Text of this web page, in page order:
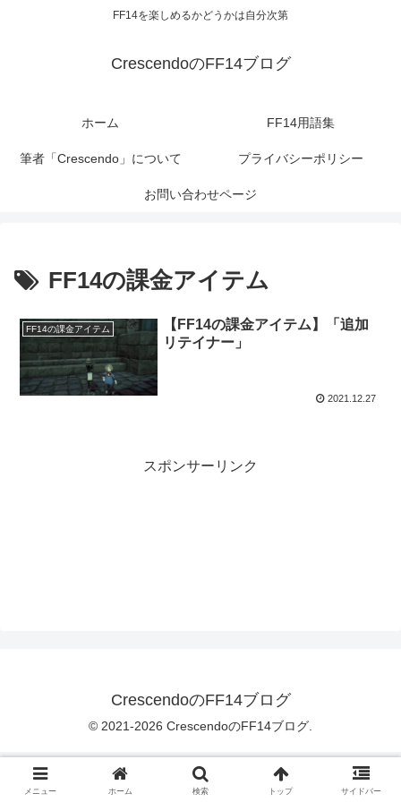
FF14を楽しめるかどうかは自分次第
CrescendoのFF14ブログ
ホーム FF14用語集
筆者「Crescendo」について プライバシーポリシー
お問い合わせページ
FF14の課金アイテム
FF14の課金アイテム
【FF14の課金アイテム】「追加
リテイナー」
2021.12.27
スポンサーリンク
CrescendoのFF14ブログ
© 2021-2026 CrescendoのFF14ブログ.
メニュー ホーム 検索 トップ サイドバー